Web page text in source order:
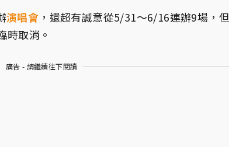
演唱會 ，還超有誠意從5/31～6/16連辦9場，但
時取消。
廣告 - 請繼續往下閱讀